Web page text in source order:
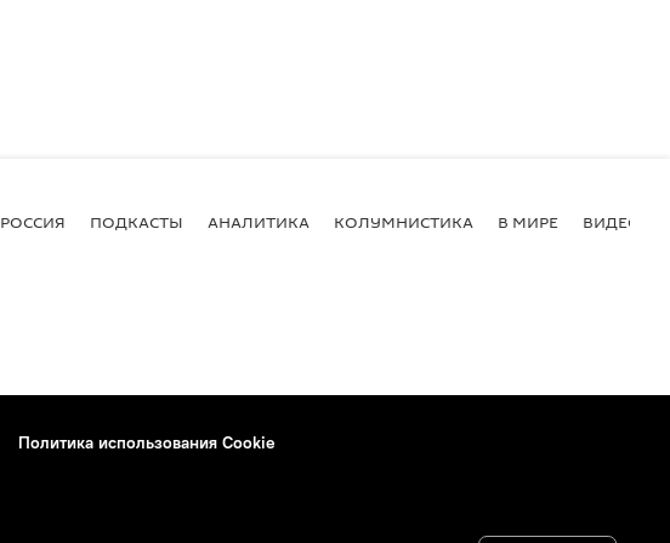
РОССИЯ ПОДКАСТЫ АНАЛИТИКА КОЛУМНИСТИКА В МИРЕ ВИДЕО
Политика использования Cookie